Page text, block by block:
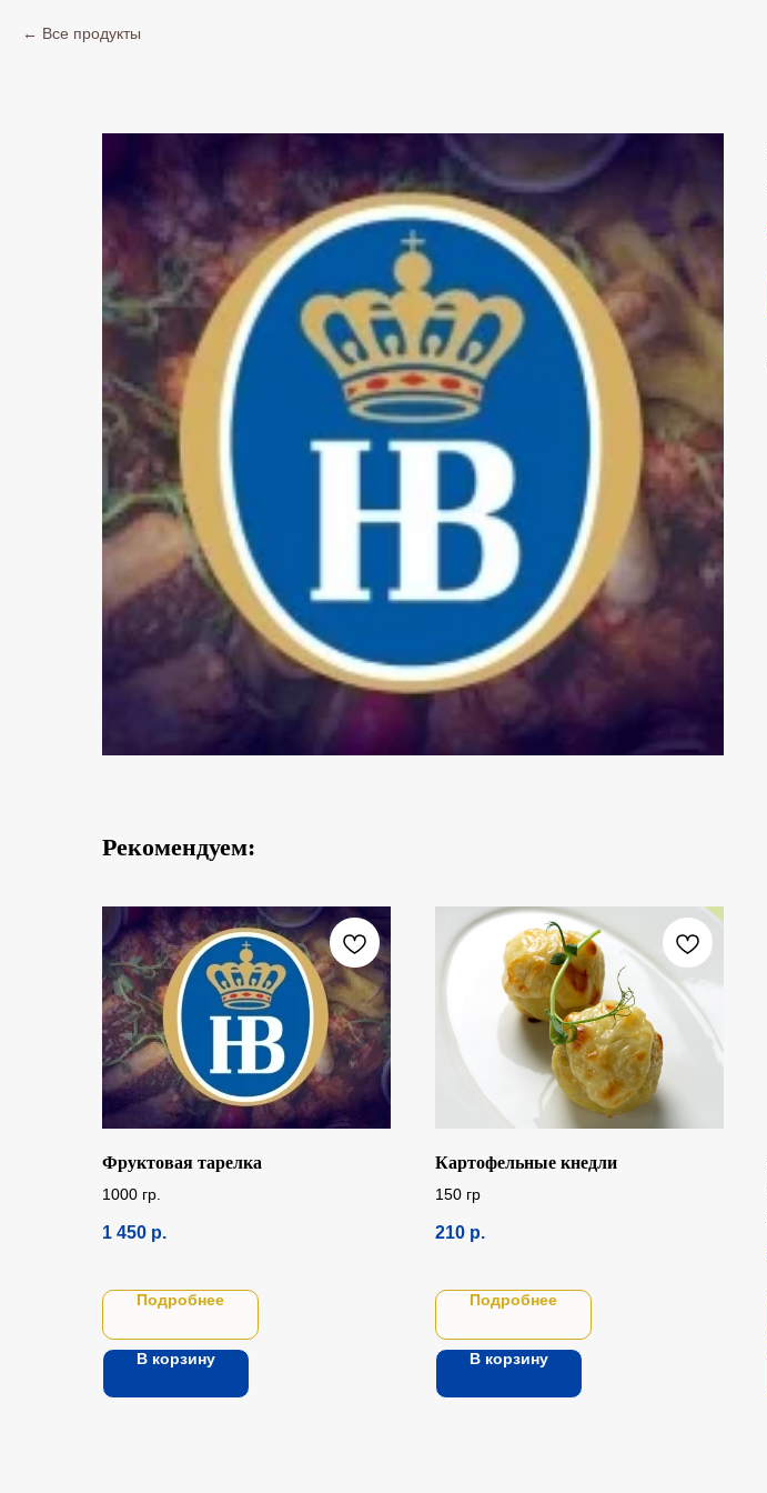
Все продукты
Рекомендуем:
Фруктовая тарелка
1000 гр.
1 450 р.
Подробнее
В корзину
Картофельные кнедли
150 гр
210 р.
Подробнее
В корзину